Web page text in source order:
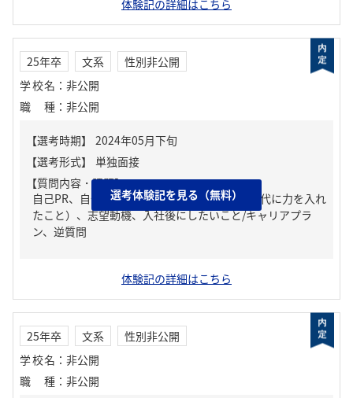
体験記の詳細はこちら
25年卒 文系
性別非公開
学校名 ： 非公開
職種 ： 非公開
【質問内容・課題】
自己PR、自分の強み/弱み、ガクチカ（学生時代に力を入れ
たこと）、志望動機、入社後にしたいこと/キャリアプラ
ン、逆質問
選考体験記を見る（無料）
体験記の詳細はこちら
25年卒 文系
性別非公開
学校名 ： 非公開
職種 ： 非公開